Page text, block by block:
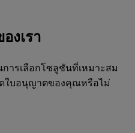
งเรา
ารเลือกโซลูชันที่เหมาะสม
ดใบอนุญาตของคุณหรือไม่